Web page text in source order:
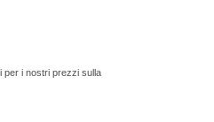
per i nostri prezzi sulla